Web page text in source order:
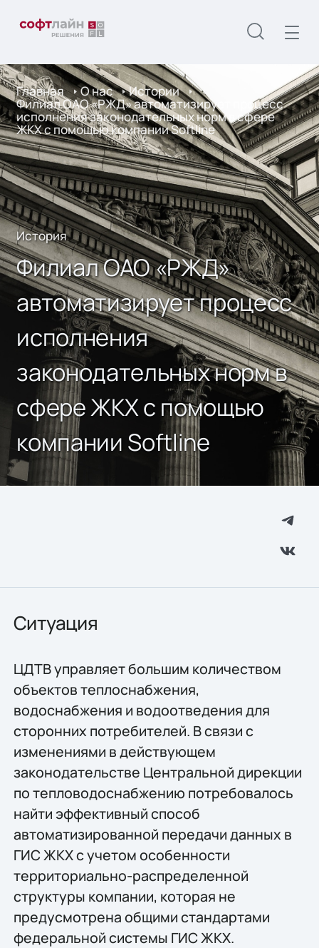
Главная О нас Истории
Филиал ОАО «РЖД» автоматизирует процесс
исполнения законодательных норм в сфере
ЖКХ с помощью компании Softline
История
Филиал ОАО «РЖД»
автоматизирует процесс
исполнения
законодательных норм в
сфере ЖКХ с помощью
компании Softline
Ситуация
ЦДТВ управляет большим количеством
объектов теплоснабжения,
водоснабжения и водоотведения для
сторонних потребителей. В связи с
изменениями в действующем
законодательстве Центральной дирекции
по тепловодоснабжению потребовалось
найти эффективный способ
автоматизированной передачи данных в
ГИС ЖКХ с учетом особенности
территориально-распределенной
структуры компании, которая не
предусмотрена общими стандартами
федеральной системы ГИС ЖКХ.